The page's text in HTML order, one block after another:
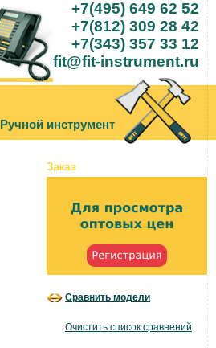
+7(495) 649 62 52
+7(812) 309 28 42
+7(343) 357 33 12
fit@fit-instrument.ru
Ручной инструмент
Заказ
Сравнить модели
Очистить список сравнений